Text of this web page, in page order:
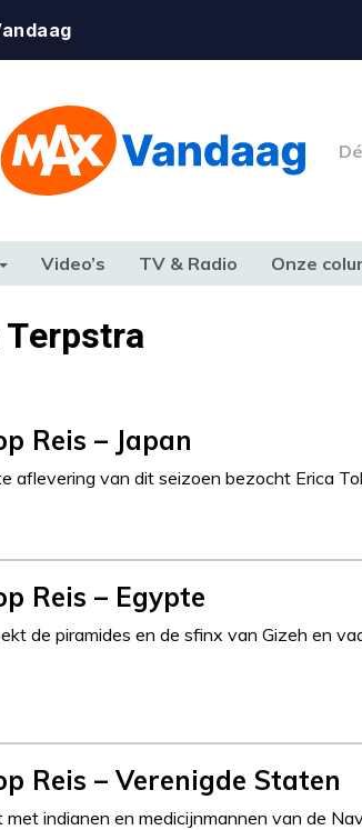
Video’s TV & Radio Onze
Reis – Japan
aflevering van dit seizoen bezocht Erica
Reis – Egypte
de piramides en de sfinx van Gizeh en
Reis – Verenigde Staten
met indianen en medicijnmannen van de